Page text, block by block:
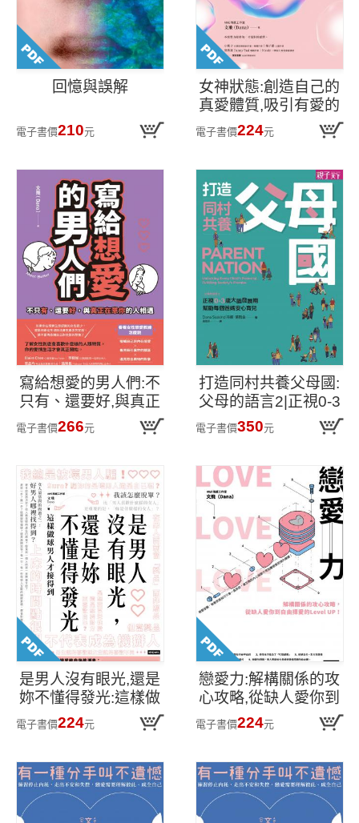
回憶與誤解
電子書價210元
女神狀態:創造自己的
真愛體質,吸引有愛的
關係
電子書價224元
寫給想愛的男人們:不
只有、還要好,與真正
在意你的人相遇
電子書價266元
打造同村共養父母國:
父母的語言2|正視0-3
歲大腦發展期,幫助每
個爸媽安心育兒
電子書價350元
是男人沒有眼光,還是
妳不懂得發光:這樣做
球男人才接得到
電子書價224元
戀愛力:解構關係的攻
心攻略,從缺人愛你到
自由擇愛的Level UP!
電子書價224元